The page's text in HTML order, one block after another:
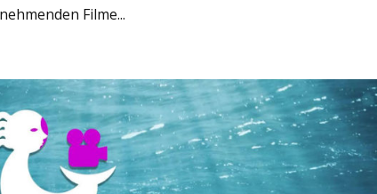
Filme...